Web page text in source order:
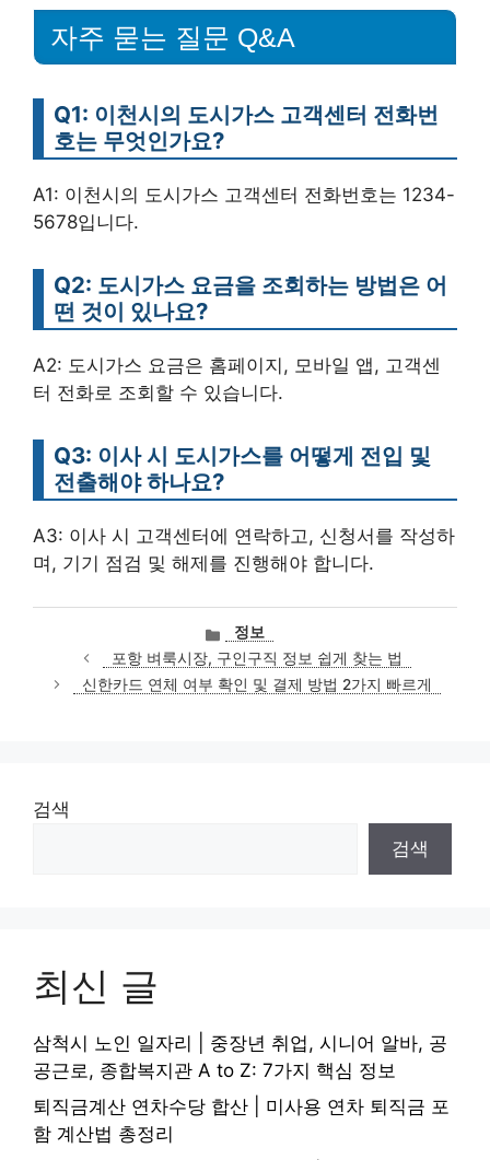
자주 묻는 질문 Q&A
Q1: 이천시의 도시가스 고객센터 전화번
호는 무엇인가요?
A1: 이천시의 도시가스 고객센터 전화번호는 1234-
5678입니다.
Q2: 도시가스 요금을 조회하는 방법은 어
떤 것이 있나요?
A2: 도시가스 요금은 홈페이지, 모바일 앱, 고객센
터 전화로 조회할 수 있습니다.
Q3: 이사 시 도시가스를 어떻게 전입 및
전출해야 하나요?
A3: 이사 시 고객센터에 연락하고, 신청서를 작성하
며, 기기 점검 및 해제를 진행해야 합니다.
카
테
고
리
정보
포항 벼룩시장, 구인구직 정보 쉽게 찾는 법
신한카드 연체 여부 확인 및 결제 방법 2가지 빠르게
검색
검색
최신 글
삼척시 노인 일자리 | 중장년 취업, 시니어 알바, 공
공근로, 종합복지관 A to Z: 7가지 핵심 정보
퇴직금계산 연차수당 합산 | 미사용 연차 퇴직금 포
함 계산법 총정리